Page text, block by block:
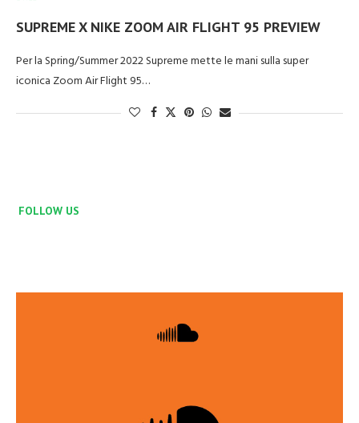
SUPREME X NIKE ZOOM AIR FLIGHT 95 PREVIEW
Per la Spring/Summer 2022 Supreme mette le mani sulla super
iconica Zoom Air Flight 95…
FOLLOW US